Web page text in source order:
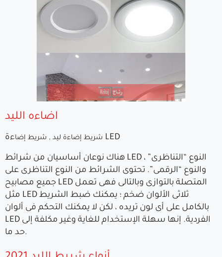
اضاءه الليد
شريط إضاءة ليد , شريط إضا ءة LED
هناك نوعان أساسيان من شرائط LED ، النوع “التناظرى”
والنوع “الرقمى”. تحتوى الشرائط من النوع التناظرى على
جميع مصابيح LED المتصلة بالتوازى وبالتالى فهى تعمل
مثل LED ثلاثى الألوان ضخم ؛ يمكنك ضبط الشريط
بالكامل على أى لون تريده ، لكن لا يمكنك التحكم فى ألوان
LED الفردية. إنها سهلة الإستخدام للغاية وغير مكلفة إلى
حد ما.